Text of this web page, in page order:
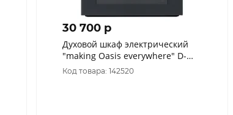
30 700 p
Духовой шкаф электрический
"making Oasis everywhere" D-
SBG
Код товара: 142520